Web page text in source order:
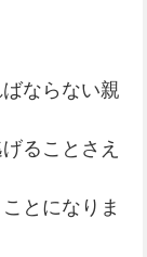
ならない親
ることさえ
とになりま